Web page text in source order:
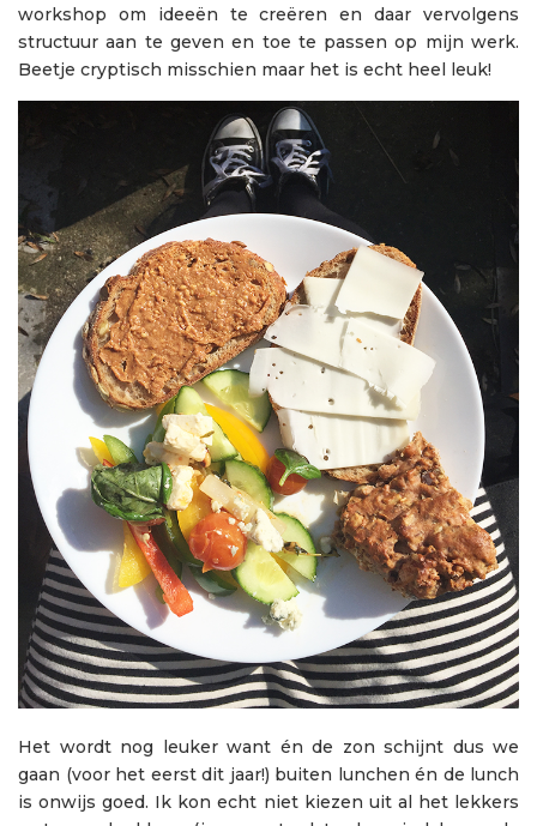
workshop om ideeën te creëren en daar vervolgens
structuur aan te geven en toe te passen op mijn werk.
Beetje cryptisch misschien maar het is echt heel leuk!
Het wordt nog leuker want én de zon schijnt dus we
gaan (voor het eerst dit jaar!) buiten lunchen én de lunch
is onwijs goed. Ik kon echt niet kiezen uit al het lekkers